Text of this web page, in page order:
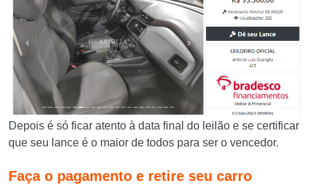
Depois é só ficar atento à data final do leilão e se certificar
que seu lance é o maior de todos para ser o vencedor.
Faça o pagamento e retire seu carro